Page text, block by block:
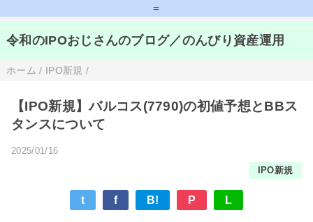
=
令和のIPOおじさんのブログ／のんびり資産運用
ホーム / IPO新規 /
【IPO新規】バルコス(7790)の初値予想とBBス
タンスについて
2025/01/16
IPO新規
t f B! P L